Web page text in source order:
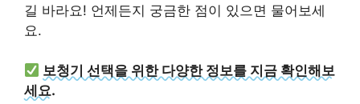
길 바라요! 언제든지 궁금한 점이 있으면 물어보세
요.
보청기 선택을 위한 다양한 정보를 지금 확인해보
세요.